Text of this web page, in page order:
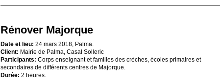
Rénover Majorque
Date et lieu: 24 mars 2018, Palma.
Client: Mairie de Palma, Casal Solleric
Participants: Corps enseignant et familles des crèches, écoles primaires et
secondaires de différents centres de Majorque.
Durée: 2 heures.